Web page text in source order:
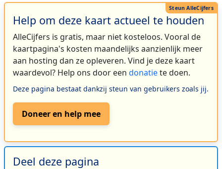
Help om deze kaart actueel te houden
AlleCijfers is gratis, maar niet kosteloos. Vooral de
kaartpagina's kosten maandelijks aanzienlijk meer
aan hosting dan ze opleveren. Vind je deze kaart
waardevol? Help ons door een donatiete doen.
Deze pagina bestaat dankzij steun van gebruikers zoals jij.
Doneer en help mee
Deel deze pagina